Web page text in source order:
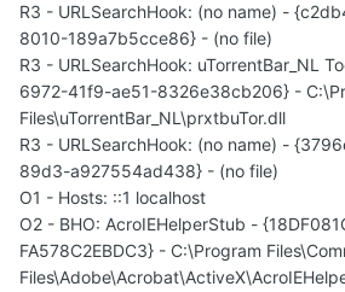
R3 - URLSearchHook: (no name) -
8010-189a7b5cce86} - (no file)
R3 - URLSearchHook: uTorrentBar_NL
6972-41f9-ae51-8326e38cb206} -
Files\uTorrentBar_NL\prxtbuTor.dll
R3 - URLSearchHook: (no name) -
89d3-a927554ad438} - (no file)
O1 - Hosts: ::1 localhost
O2 - BHO: AcroIEHelperStub -
FA578C2EBDC3} - C:\Program